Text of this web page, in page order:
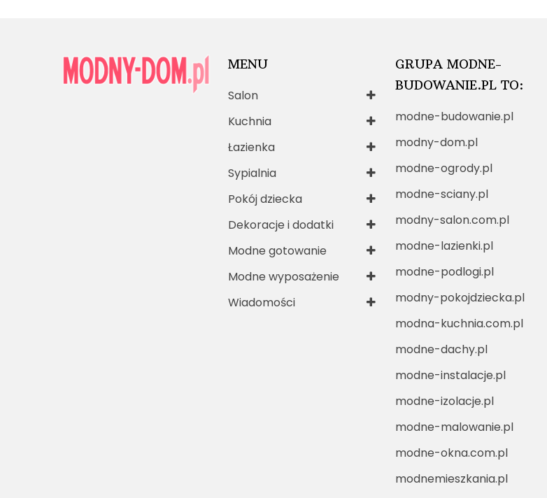
MENU
Salon
Kuchnia
Łazienka
Sypialnia
Pokój dziecka
Dekoracje i dodatki
Modne gotowanie
Modne wyposażenie
Wiadomości
GRUPA MODNE-
BUDOWANIE.PL TO:
modne-budowanie.pl
modny-dom.pl
modne-ogrody.pl
modne-sciany.pl
modny-salon.com.pl
modne-lazienki.pl
modne-podlogi.pl
modny-pokojdziecka.pl
modna-kuchnia.com.pl
modne-dachy.pl
modne-instalacje.pl
modne-izolacje.pl
modne-malowanie.pl
modne-okna.com.pl
modnemieszkania.pl